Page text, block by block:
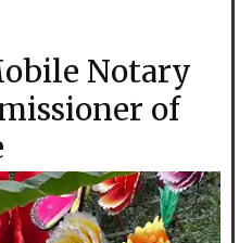
Notary
of